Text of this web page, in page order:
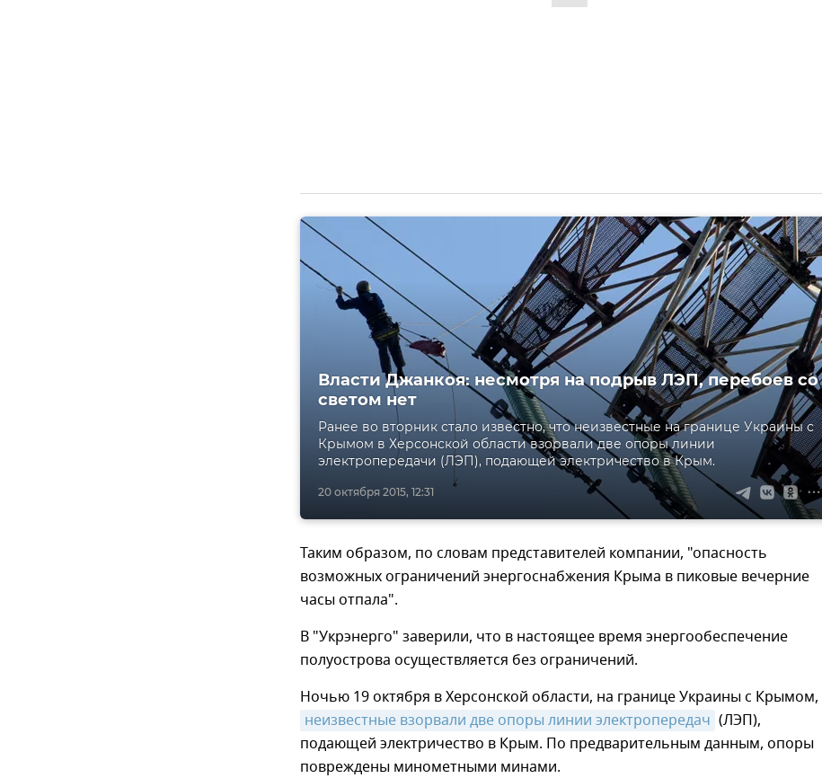
20 октября 2015, 12:31
Власти Джанкоя: несмотря на подрыв ЛЭП, перебоев со
светом нет
Ранее во вторник стало известно, что неизвестные на границе Украины с
Крымом в Херсонской области взорвали две опоры линии
электропередачи (ЛЭП), подающей электричество в Крым.
Таким образом, по словам представителей компании, "опасность
возможных ограничений энергоснабжения Крыма в пиковые вечерние
часы отпала".
В "Укрэнерго" заверили, что в настоящее время энергообеспечение
полуострова осуществляется без ограничений.
Ночью 19 октября в Херсонской области, на границе Украины с Крымом,
неизвестные взорвали две опоры линии электропередач (ЛЭП),
подающей электричество в Крым. По предварительным данным, опоры
повреждены минометными минами.